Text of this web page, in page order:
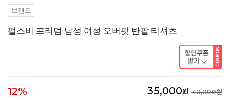
브랜드
펄스비 프리덤 남성 여성 오버핏 반팔 티셔츠
12% 35,000원 40,000원